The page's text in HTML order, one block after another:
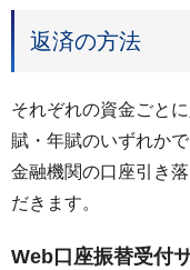
返済の方法
それぞれの資金ごと
賦・年賦のいずれか
金融機関の口座引き
だきます。
Web口座振替受付